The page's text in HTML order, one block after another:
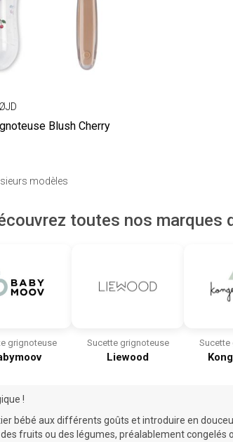
Blush Cherry
modèles
toutes nos marques
grignoteuse Sucette grignoteuse
Liewood
Sucette
!
bébé aux différents goûts et introduire en
fruits ou des légumes, préalablement